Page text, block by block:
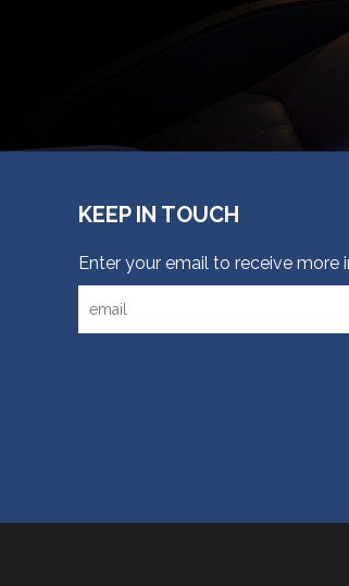
KEEP IN TOUCH
Enter your email to receive more